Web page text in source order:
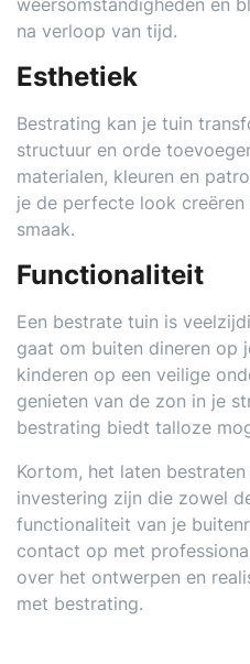
weersomstandigheden en
na verloop van tijd.
Esthetiek
Bestrating kan je tuin
structuur en orde
materialen, kleuren en
je de perfecte look
smaak.
Functionaliteit
Een bestrate tuin is
gaat om buiten dineren op
kinderen op een veilige
genieten van de zon in je
bestrating biedt talloze
Kortom, het laten
investering zijn die zowel
functionaliteit van je
contact op met
over het ontwerpen en
met bestrating.